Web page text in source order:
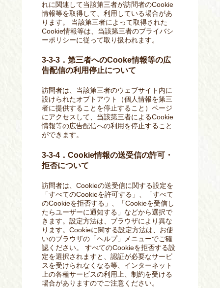
れに関連して当該第三者が訪問者のCookie
情報等を取得して、利用している場合があ
ります。 当該第三者によって取得された
Cookie情報等は、当該第三者のプライバシ
ーポリシーに従って取り扱われます。
3-3-3．第三者へのCooke情報等の広
告配信の利用停止について
訪問者は、当該第三者のウェブサイト内に
設けられたオプトアウト（個人情報を第三
者に提供することを停止すること）ページ
にアクセスして、当該第三者によるCookie
情報等の広告配信への利用を停止すること
ができます。
3-3-4．Cookie情報の送受信の許可・
拒否について
訪問者は、Cookieの送受信に関する設定を
「すべてのCookieを許可する」、「すべて
のCookieを拒否する」、「Cookieを受信し
たらユーザーに通知する」などから選択で
きます。設定方法は、ブラウザにより異な
ります。Cookieに関する設定方法は、お使
いのブラウザの「ヘルプ」メニューでご確
認ください。 すべてのCookieを拒否する設
定を選択されますと、認証が必要なサービ
スを受けられなくなる等、インターネット
上の各種サービスの利用上、制約を受ける
場合がありますのでご注意ください。